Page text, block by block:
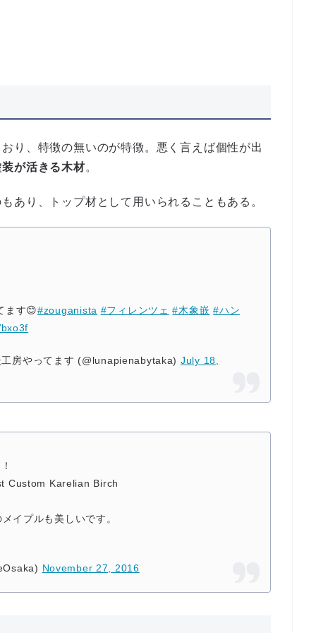
り、特徴の無いのが特徴。悪く言えば個性が出
装が活きる木材。
あり、トップ材として用いられることもある。
ます😊#zouganista #フィレンツェ #木象嵌 #ハン
房やってます (@lunapienabytaka) July 18,
Custom Karelian Birch
イプルも美しいです。
November 27, 2016